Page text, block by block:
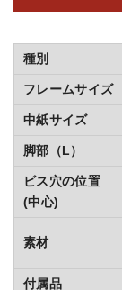
種別
フレームサイズ
中紙サイズ
脚部（L）
ビス穴の位置
(中心)
素材
付属品